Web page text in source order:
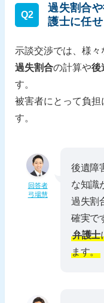
Q2
過失割合
護士に任
示談交渉では、様々
過失割合の計算や後
す。
被害者にとって負担
す。
回答者
弓場慧
後遺障
な知識
過失割
確実で
弁護士
ます。